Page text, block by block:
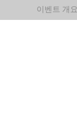
이벤트 개요